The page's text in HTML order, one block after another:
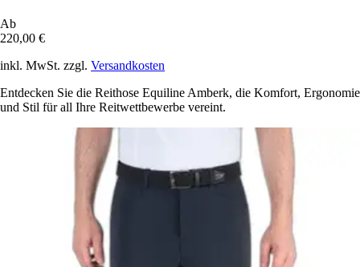
Ab
220,00 €
inkl. MwSt. zzgl. Versandkosten
Entdecken Sie die Reithose Equiline Amberk, die Komfort, Ergonomie
und Stil für all Ihre Reitwettbewerbe vereint.